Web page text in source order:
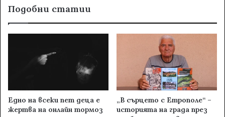
Подобни статии
Едно на всеки пет деца е
жертва на онлайн тормоз
„В сърцето с Етрополе“ –
историята на града през